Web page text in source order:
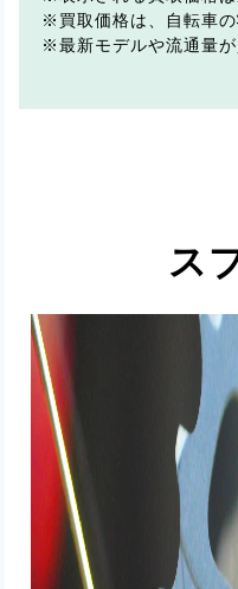
買取価格は、自転車
最新モデルや流通量
ス